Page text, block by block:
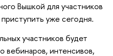
Вышкой для участников
уже сегодня.
участников будет
вебинаров, интенсивов,